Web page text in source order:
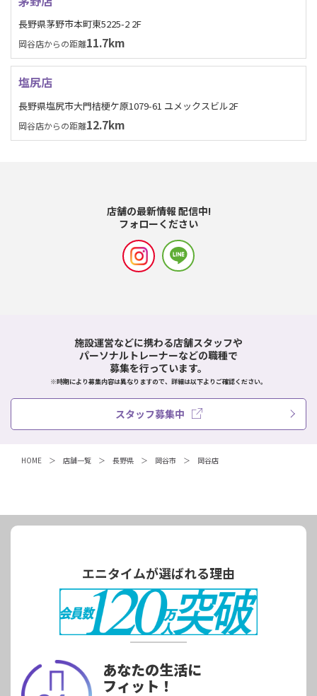
長野県茅野市本町東5225-2 2F
岡谷店からの距離11.7km
塩尻店
長野県塩尻市大門桔梗ケ原1079-61 ユメックスビル2F
岡谷店からの距離12.7km
店舗の最新情報 配信中!
フォローください
施設運営などに携わる店舗スタッフや
パーソナルトレーナーなどの職種で
募集を行っています。
※時期により募集内容は異なりますので、詳細は以下よりご確認ください。
スタッフ募集中
HOME 店舗一覧 長野県 岡谷市 岡谷店
エニタイムが選ばれる理由
あなたの生活に
フィット！